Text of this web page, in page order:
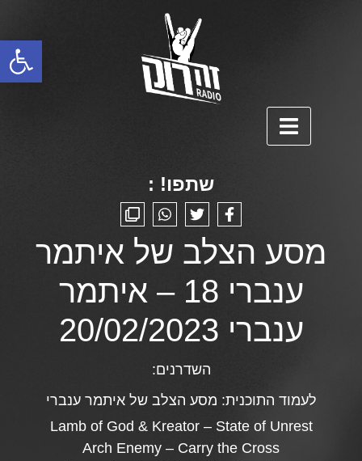
פתח סרגל נגישות
שתפו! :
מסע הצלב של איתמר
ענברי 18 – איתמר
ענברי 20/02/2023
השדרנים:
לעמוד התוכנית: מסע הצלב של איתמר ענברי
Lamb of God & Kreator – State of Unrest
Arch Enemy – Carry the Cross